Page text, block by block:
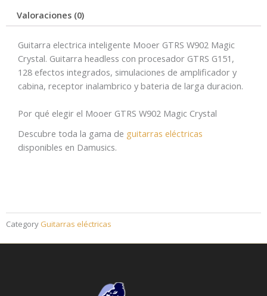
Valoraciones (0)
Guitarra electrica inteligente Mooer GTRS W902 Magic
Crystal. Guitarra headless con procesador GTRS G151,
128 efectos integrados, simulaciones de amplificador y
cabina, receptor inalambrico y bateria de larga duracion.
Por qué elegir el Mooer GTRS W902 Magic Crystal
Descubre toda la gama de guitarras eléctricas
disponibles en Damusics.
Category Guitarras eléctricas